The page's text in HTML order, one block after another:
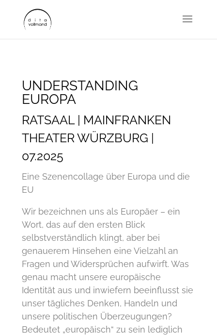
UNDERSTANDING
EUROPA
RATSAAL | MAINFRANKEN
THEATER WÜRZBURG |
07.2025
Eine Szenencollage über Europa und die
EU
Wir bezeichnen uns als Europäer – ein
Wort, das auf den ersten Blick
selbstverständlich klingt, aber bei
genauerem Hinsehen eine Vielzahl an
Fragen und Widersprüchen aufwirft. Was
genau macht unsere europäische
Identität aus und inwiefern beeinflusst sie
unser tägliches Denken, Handeln und
unsere politischen Überzeugungen?
Bedeutet „europäisch“ zu sein lediglich